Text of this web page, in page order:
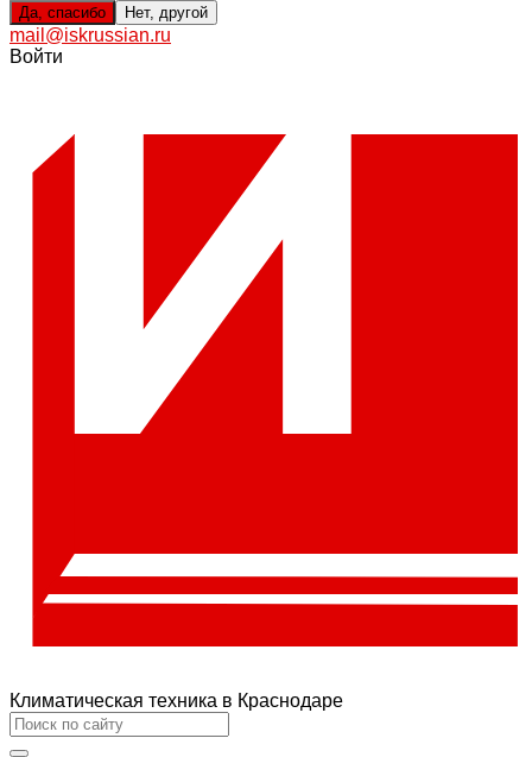
Да, спасибо Нет, другой
mail@iskrussian.ru
Войти
Климатическая техника в Краснодаре